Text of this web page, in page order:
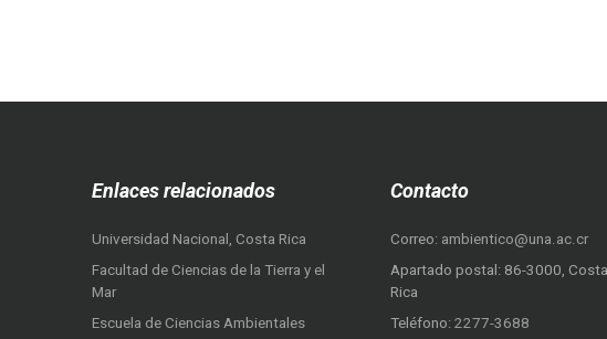
Enlaces relacionados
Universidad Nacional, Costa Rica
Facultad de Ciencias de la Tierra y el
Mar
Escuela de Ciencias Ambientales
Contacto
Correo: ambientico@una.ac.cr
Apartado postal: 86-3000, Costa
Rica
Teléfono: 2277-3688